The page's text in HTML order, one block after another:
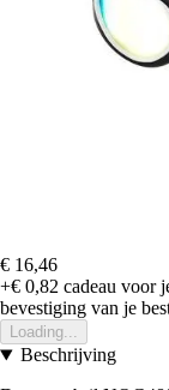
€ 16,46
+€ 0,82 cadeau voor
bevestiging van je
Loading...
Beschrijving